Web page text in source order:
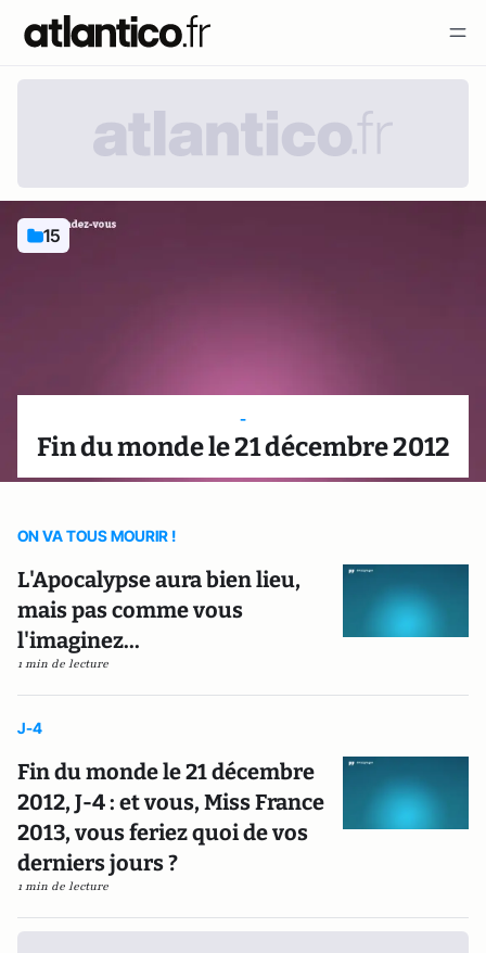
15
-
Fin du monde le 21 décembre 2012
ON VA TOUS MOURIR !
L'Apocalypse aura bien lieu,
mais pas comme vous
l'imaginez...
1 min de lecture
J-4
Fin du monde le 21 décembre
2012, J-4 : et vous, Miss France
2013, vous feriez quoi de vos
derniers jours ?
1 min de lecture